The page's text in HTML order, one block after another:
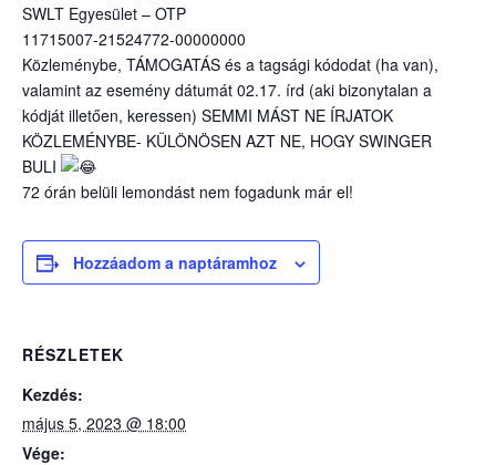
SWLT Egyesület – OTP
11715007-21524772-00000000
Közleménybe, TÁMOGATÁS és a tagsági kódodat (ha van),
valamint az esemény dátumát 02.17. írd (aki bizonytalan a
kódját illetően, keressen) SEMMI MÁST NE ÍRJATOK
KÖZLEMÉNYBE- KÜLÖNÖSEN AZT NE, HOGY SWINGER
BULI
72 órán belüli lemondást nem fogadunk már el!
Hozzáadom a naptáramhoz
RÉSZLETEK
Kezdés:
május 5, 2023 @ 18:00
Vége: